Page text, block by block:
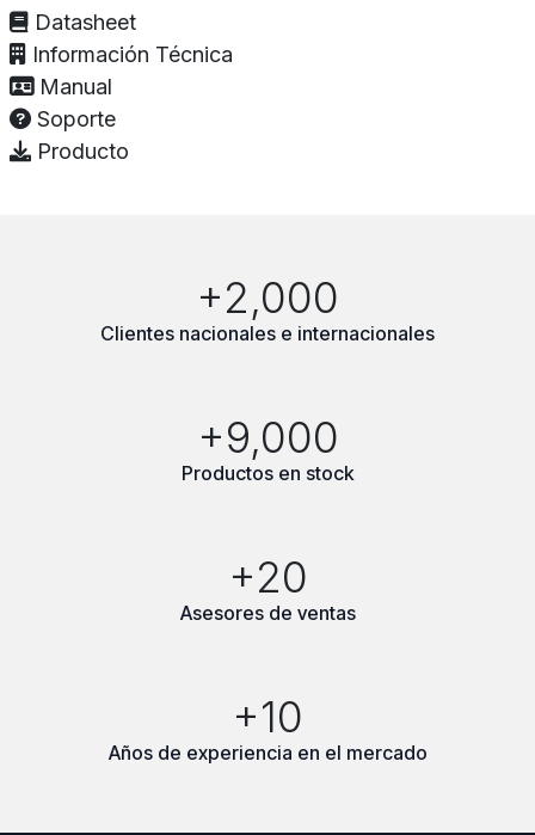
Datasheet
Información Técnica
Manual
Soporte
Producto
+2,000
Clientes nacionales e internacionales
+9,000
Productos en stock
+20
Asesores de ventas
+10
Años de experiencia en el mercado